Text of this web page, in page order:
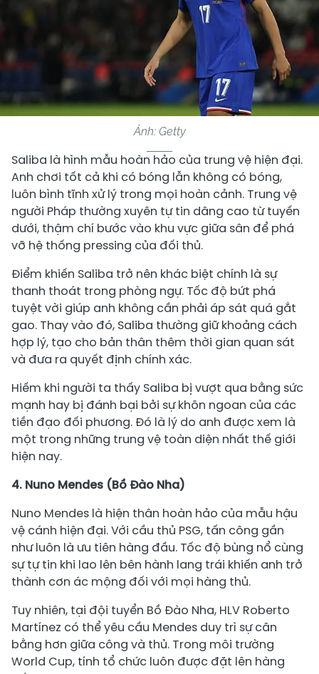
Ảnh: Getty
Saliba là hình mẫu hoàn hảo của trung vệ hiện đại.
Anh chơi tốt cả khi có bóng lẫn không có bóng,
luôn bình tĩnh xử lý trong mọi hoàn cảnh. Trung vệ
người Pháp thường xuyên tự tin dâng cao từ tuyến
dưới, thậm chí bước vào khu vực giữa sân để phá
vỡ hệ thống pressing của đối thủ.
Điểm khiến Saliba trở nên khác biệt chính là sự
thanh thoát trong phòng ngự. Tốc độ bứt phá
tuyệt vời giúp anh không cần phải áp sát quá gắt
gao. Thay vào đó, Saliba thường giữ khoảng cách
hợp lý, tạo cho bản thân thêm thời gian quan sát
và đưa ra quyết định chính xác.
Hiếm khi người ta thấy Saliba bị vượt qua bằng sức
mạnh hay bị đánh bại bởi sự khôn ngoan của các
tiền đạo đối phương. Đó là lý do anh được xem là
một trong những trung vệ toàn diện nhất thế giới
hiện nay.
4. Nuno Mendes (Bồ Đào Nha)
Nuno Mendes là hiện thân hoàn hảo của mẫu hậu
vệ cánh hiện đại. Với cầu thủ PSG, tấn công gần
như luôn là ưu tiên hàng đầu. Tốc độ bùng nổ cùng
sự tự tin khi lao lên bên hành lang trái khiến anh trở
thành cơn ác mộng đối với mọi hàng thủ.
Tuy nhiên, tại đội tuyển Bồ Đào Nha, HLV Roberto
Martínez có thể yêu cầu Mendes duy trì sự cân
bằng hơn giữa công và thủ. Trong môi trường
World Cup, tính tổ chức luôn được đặt lên hàng